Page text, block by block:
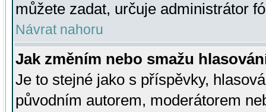
můžete zadat, určuje administrátor
Návrat nahoru
Jak změním nebo smažu
Je to stejné jako s příspěvky,
původním autorem, moderátorem